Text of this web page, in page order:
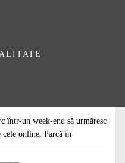
într-un week-end să urmăresc
online. Parcă în